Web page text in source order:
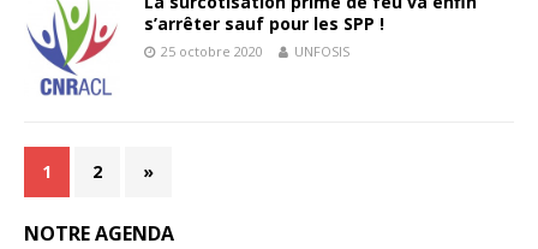
s’arrêter sauf pour les SPP !
25 octobre 2020 UNFOSIS
1 2 »
NOTRE AGENDA